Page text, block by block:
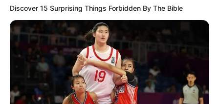
Discover 15 Surprising Things Forbidden By The Bible